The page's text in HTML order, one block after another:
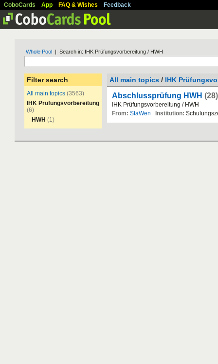
CoboCards App FAQ & Wishes Feedback
Whole Pool | Search in: IHK Prüfungsvorbereitung / HWH
Filter search
All main topics (3563)
IHK Prüfungsvorbereitung
(6)
HWH (1)
All main topics / IHK
Abschlussprüfung HWH (28)
IHK Prüfungsvorbereitung / HWH
From: StaWen Institution: